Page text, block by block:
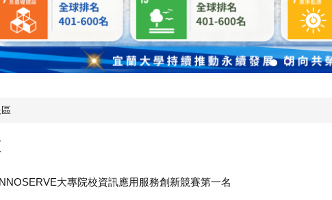
大專院校資訊應用服務創新競賽第一名